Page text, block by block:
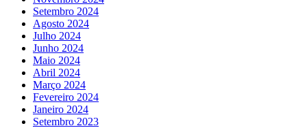
Setembro 2024
Agosto 2024
Julho 2024
Junho 2024
Maio 2024
Abril 2024
Março 2024
Fevereiro 2024
Janeiro 2024
Setembro 2023